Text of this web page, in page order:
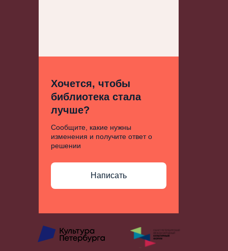
Хочется, чтобы
библиотека стала
лучше?
Сообщите, какие нужны
изменения и получите ответ о
решении
Написать